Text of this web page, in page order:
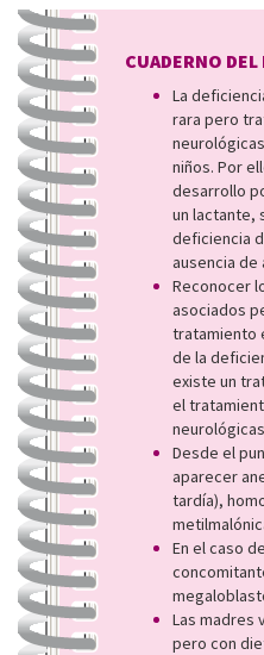
CUADERNO DEL
La
rara pero
niños. Por
desarrollo
un lactante,
deficiencia
ausencia de
Reconocer
asociados
tratamiento
de la
existe un
el
Desde el
aparecer
tardía),
En el caso
Las madres
pero con